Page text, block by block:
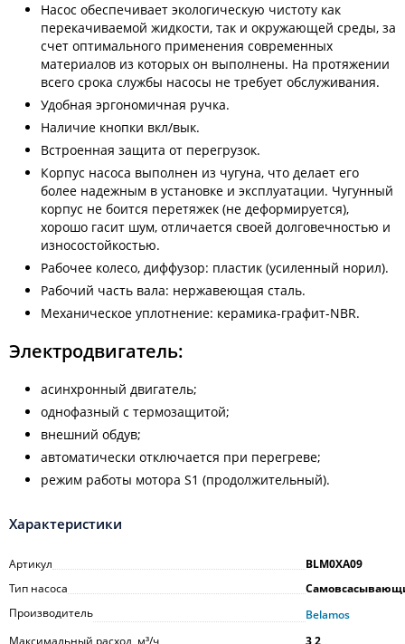
Насос обеспечивает экологическую чистоту как
перекачиваемой жидкости, так и окружающей среды, за
счет оптимального применения современных
материалов из которых он выполнены. На протяжении
всего срока службы насосы не требует обслуживания.
Удобная эргономичная ручка.
Наличие кнопки вкл/вык.
Встроенная защита от перегрузок.
Корпус насоса выполнен из чугуна, что делает его
более надежным в установке и эксплуатации. Чугунный
корпус не боится перетяжек (не деформируется),
хорошо гасит шум, отличается своей долговечностью и
износостойкостью.
Рабочее колесо, диффузор: пластик (усиленный норил).
Рабочий часть вала: нержавеющая сталь.
Механическое уплотнение: керамика-графит-NBR.
Электродвигатель:
асинхронный двигатель;
однофазный с термозащитой;
внешний обдув;
автоматически отключается при перегреве;
режим работы мотора S1 (продолжительный).
Характеристики
Артикул
BLM0XA09
Тип насоса
Производитель
Belamos
Максимальный расход, м³/ч
3,2